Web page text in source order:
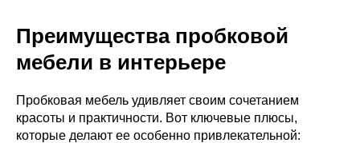
Преимущества пробковой
мебели в интерьере
Пробковая мебель удивляет своим сочетанием
красоты и практичности. Вот ключевые плюсы,
которые делают ее особенно привлекательной: